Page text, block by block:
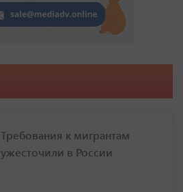
Требования к мигрантам
ужесточили в России